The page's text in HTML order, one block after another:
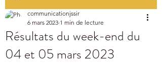
Résultats du week-end du
04 et 05 mars 2023
communicationjssir
6 mars 2023 1 min de lecture